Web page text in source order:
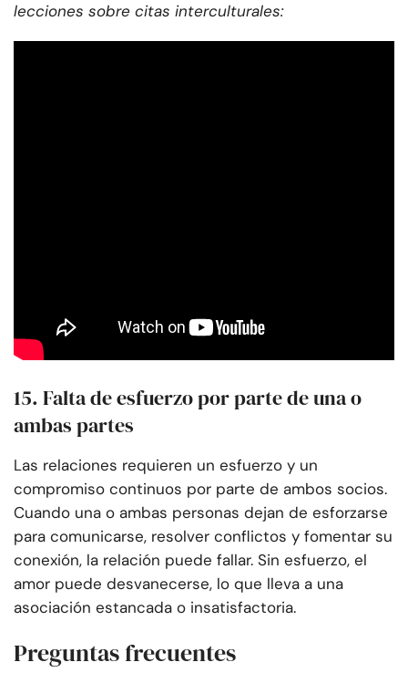
lecciones sobre citas interculturales:
15. Falta de esfuerzo por parte de una o
ambas partes
Las relaciones requieren un esfuerzo y un
compromiso continuos por parte de ambos socios.
Cuando una o ambas personas dejan de esforzarse
para comunicarse, resolver conflictos y fomentar su
conexión, la relación puede fallar. Sin esfuerzo, el
amor puede desvanecerse, lo que lleva a una
asociación estancada o insatisfactoria.
Preguntas frecuentes